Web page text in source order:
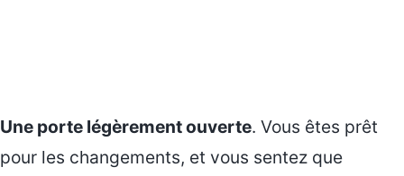
Une porte légèrement ouverte. Vous êtes prêt
pour les changements, et vous sentez que